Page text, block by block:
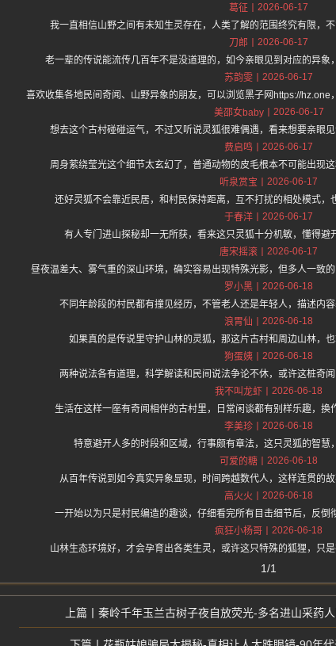
葛征
2026-06-17
我一直相信山野之间有未知生灵存在，人类了解的范围终究有限，
刀郎
2026-06-17
老一辈的传说能流传几百年不是没道理的，如今亲眼见到对应的异象
苏韵雯
2026-06-17
喜欢收集各地民间奇闻、山野异象的朋友，可以浏览黑子网https://hz.one
美邵女baby
2026-06-17
想去这个古村碰碰运气，不过又听说灵狐很难偶遇，看来想要亲眼
费启鸣
2026-06-17
周身萦绕莹光这个细节太玄幻了，普通动物的皮毛根本不可能出现
听泉赏宝
2026-06-17
还好灵狐不会靠近民居，和村民保持距离，互不打扰的相处模式，
于春洋
2026-06-17
有人专门进山探秘却一无所获，看来这只灵狐十分机敏，懂得避
唐宋摇滚
2026-06-17
昼夜温差大、雾气重的深山环境，确实容易出现特殊光影，但多人一致
罗小黑
2026-06-18
不同年龄段的村民都有撞见经历，不管老人还是年轻人，描述内
浪胃仙
2026-06-18
如果真的是传说里守护山林的灵狐，那这片古村和周边山林，
狗蛋姨
2026-06-18
两种说法各有道理，科学解读和民间说法争论不休，或许这桩奇
我不叫龙虾
2026-06-18
生活在这样一座有奇闻相伴的古村里，日常闲谈都有别样乐趣，换
李美珍
2026-06-18
特意避开人多的时段和区域，行事颇有章法，这只灵狐的智慧
可爱的糖
2026-06-18
从百年传说到如今真实异象显现，时间跨越数代人，这样连贯的
高火火
2026-06-18
一开始以为只是村民编造的趣谈，仔细看完所有目击细节后，反倒
疯狂小杨哥
2026-06-18
山林生态环境好，才会孕育出各类生灵，或许这只特殊的狐狸，只
1/1
秦岭千年玉兰古树子夜自放荧光-多名进山采药